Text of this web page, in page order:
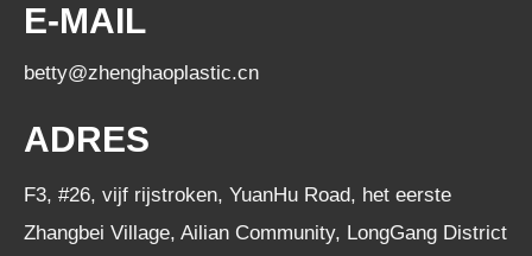
E-MAIL
betty@zhenghaoplastic.cn
ADRES
F3, #26, vijf rijstroken, YuanHu Road, het eerste
Zhangbei Village, Ailian Community, LongGang District